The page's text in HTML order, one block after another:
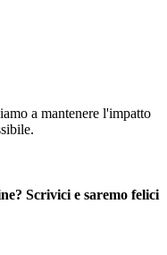
a mantenere l'impatto
Scrivici e saremo felici